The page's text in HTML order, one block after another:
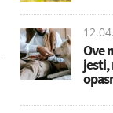
Ove
jesti,